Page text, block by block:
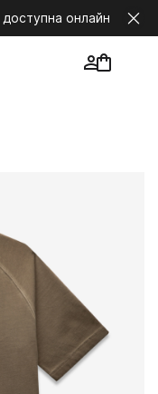
доступна онлайн